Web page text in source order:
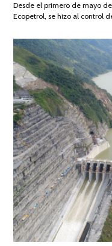
Desde el primero de mayo
Ecopetrol, se hizo al control